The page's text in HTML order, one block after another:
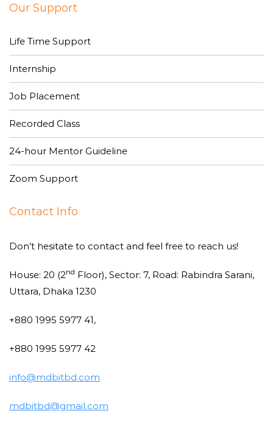
Our Support
Life Time Support
Internship
Job Placement
Recorded Class
24-hour Mentor Guideline
Zoom Support
Contact Info
Don’t hesitate to contact and feel free to reach us!
House: 20 (2nd Floor), Sector: 7, Road: Rabindra Sarani,
Uttara, Dhaka 1230
+880 1995 5977 41,
+880 1995 5977 42
info@mdbitbd.com
mdbitbd@gmail.com